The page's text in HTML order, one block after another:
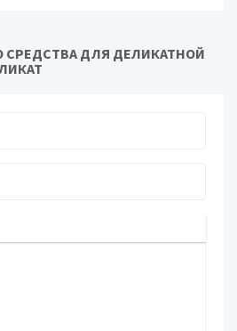
СРЕДСТВА ДЛЯ ДЕЛИКАТНОЙ